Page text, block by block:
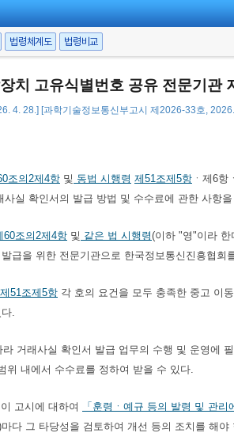
법령체계도 법령비교
치 고유식별번호 공유 전문기관
4. 28.] [과학기술정보통신부고시 제2026-33호,
조의2제4항 및 동법 시행령 제51조제5항 ㆍ제6
실 확인서의 발급 방법 및 수수료에 관한 사항
60조의2제4항 및 같은 법 시행령(이하 "영"이라 한
급을 위한 전문기관으로 한국정보통신진흥협회
제51조제5항 각 호의 요건을 모두 충족한 중고 이
.
라 거래사실 확인서 발급 업무의 수행 및 운영에
위 내에서 수수료를 정하여 받을 수 있다.
고시에 대하여 「훈령ㆍ예규 등의 발령 및 관리
다 그 타당성을 검토하여 개선 등의 조치를 해야